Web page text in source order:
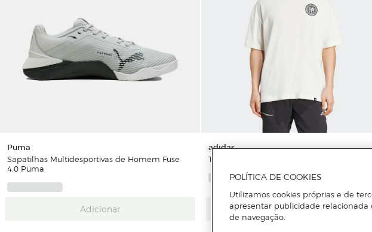
Puma
Sapatilhas Multidesportivas de Homem Fuse
4.0 Puma
Adicionar
adidas
T-shirt de Homem Power Graphic
Adicionar
POLÍTICA DE COOKIES
Utilizamos cookies próprias e de
apresentar publicidade relacionada
de navegação.